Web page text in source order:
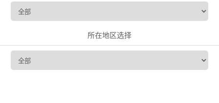
所在地区选择